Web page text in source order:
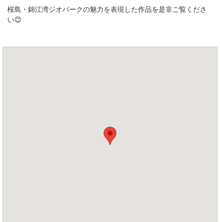
桜島・錦江湾ジオパークの魅力を表現した作品を是非ご覧くださ
い😊